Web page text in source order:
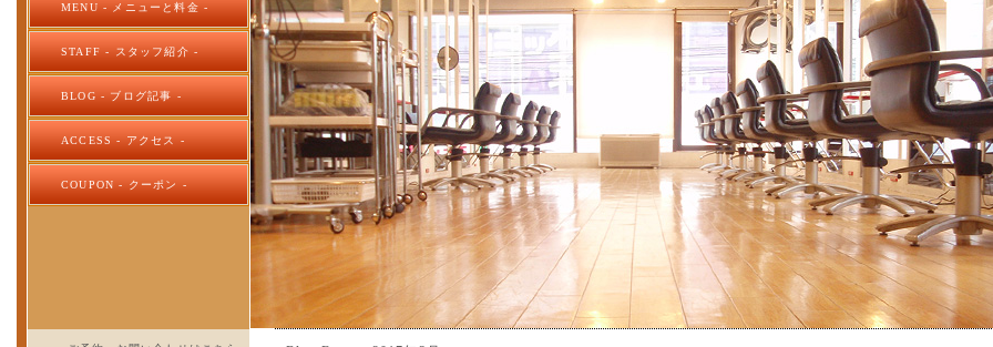
MENU - メニューと料金 -
STAFF - スタッフ紹介 -
BLOG - ブログ記事 -
ACCESS - アクセス -
COUPON - クーポン -